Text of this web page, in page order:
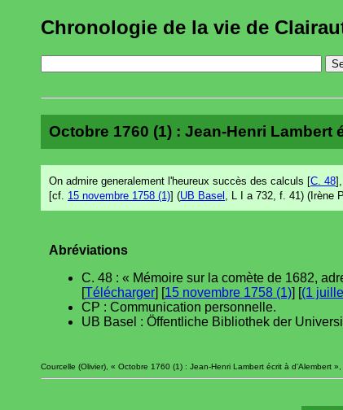
Chronologie de la vie de
Octobre 1760 (1) : Jean-Henri Lambert
On admire generalement l'heureux succès des calculs [C. 48
[cf. 15 novembre 1758 (1)] (UB Basel , L I a 732, f. 41) (Irène
Abréviations
C. 48 : « Mémoire sur la comète de 1682,
[Télécharger] [15 novembre 1758 (1)] [(1
CP : Communication personnelle.
UB Basel : Öffentliche Bibliothek der
Courcelle (Olivier), « Octobre 1760 (1) : Jean-Henri Lambert écrit à d'Alembert »,